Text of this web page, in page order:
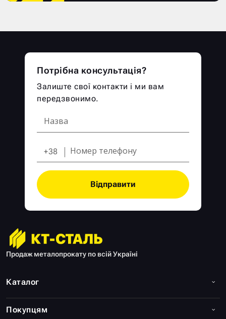
Продаж металопрокату по всій Україні
Каталог
Покупцям
Потрібна консультація?
Залиште свої контакти і ми вам
передзвонимо.
+38
Відправити